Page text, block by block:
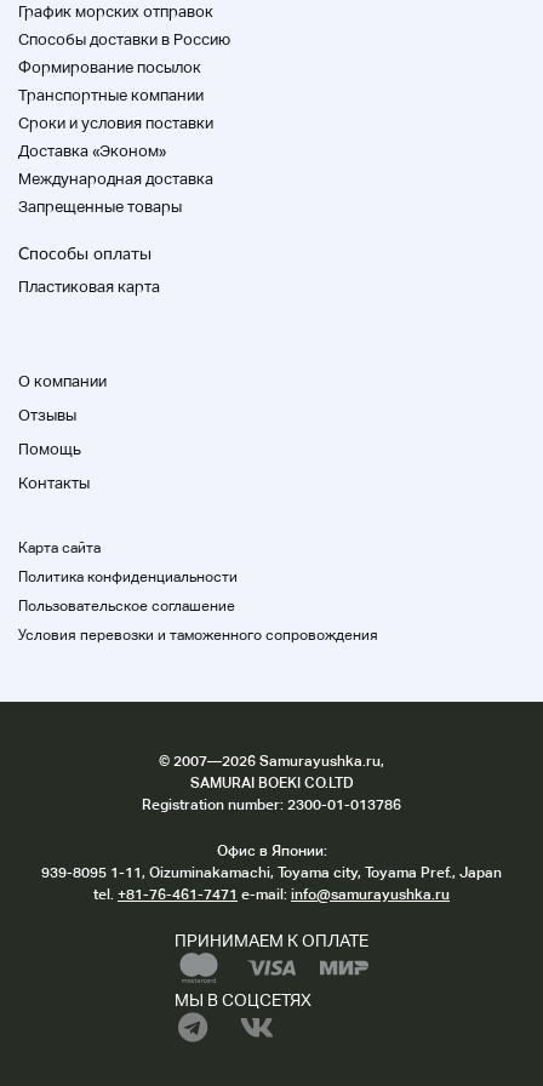
которое помогает нормальной работе и
формированию костей многих тел.
Магний является необходимым питательным
выработке энергии многих органов и
поддерживать здоровое кровообращение.
Тип таблетки
>>> Как использовать
・ Пожалуйста, не кусайтесь водой или теплой
дрожжи, хромовые дрожжи, молибденовые
дрожжи, крахмал, кальциевая оболочка, оксид
медный глюконат,
гидроксипропилметилцеллюлоза
Тепловой объем: 1,8 ккал
Белок: 0,04 г
Углеводы: 0,33 г
Натрий: 16,1 мг
Цинк · 6,0 мг (86)
Магний: 125 мг (50)
Sele・・・・: 30,2 мкг(131)
Chrome: 28,3 мкг (43)
・ Значение в приведенном выше ( ) является
процентом отображения эталонного значения
>>>Примечания
・ Этот продукт не лечит и не улучшает здоровье
из-за большого количества приёма.
・ Будьте осторожны, чтобы не передозировать
цинк может не всасывать медь.
График морских отправок
Способы доставки в Россию
Формирование посылок
Транспортные компании
Cроки и условия поставки
Доставка «Эконом»
Международная доставка
Запрещенные товары
Способы оплаты
Пластиковая карта
О компании
Отзывы
Помощь
Контакты
Карта сайта
Политика конфиденциальности
Пользовательское соглашение
Условия перевозки и таможенного сопровождения
© 2007—2026 Samurayushka.ru,
SAMURAI BOEKI CO.LTD
Registration number: 2300-01-013786
Офис в Японии:
939-8095 1-11, Oizuminakamachi, Toyama city, Toyama Pref., Japan
tel. +81-76-461-7471 e-mail: info@samurayushka.ru
ПРИНИМАЕМ К ОПЛАТЕ
МЫ В СОЦСЕТЯХ